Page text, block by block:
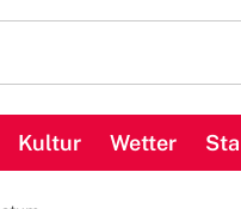
Kultur Wetter